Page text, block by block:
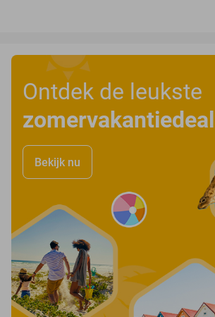
Ontdek de leukste
Bekijk nu